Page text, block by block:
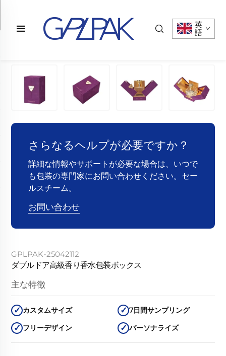
英
語
さらなるヘルプが必要ですか？
詳細な情報やサポートが必要な場合は、いつで
も包装の専門家にお問い合わせください。セー
ルスチーム。
お問い合わせ
GPLPAK-25042112
ダブルドア高級香り香水包装ボックス
主な特徴
カスタムサイズ
7日間サンプリング
フリーデザイン
パーソナライズ